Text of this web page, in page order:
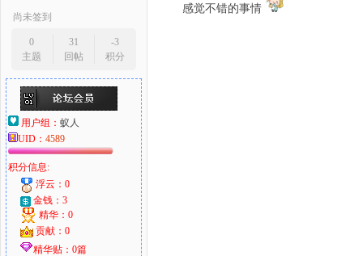
尚未签到
0
主题
31
回帖
-3
积分
用户组： 蚁人
UID： 4589
积分信息:
浮云：0
金钱：3
精华：0
贡献：0
精华贴：0篇
感觉不错的事情